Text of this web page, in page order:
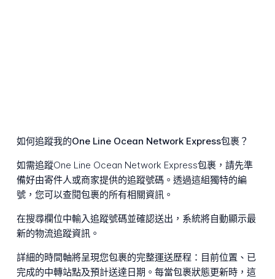
如何追蹤我的One Line Ocean Network Express包裹？
如需追蹤One Line Ocean Network Express包裹，請先準
備好由寄件人或商家提供的追蹤號碼。透過這組獨特的編
號，您可以查閱包裹的所有相關資訊。
在搜尋欄位中輸入追蹤號碼並確認送出，系統將自動顯示最
新的物流追蹤資訊。
詳細的時間軸將呈現您包裹的完整運送歷程：目前位置、已
完成的中轉站點及預計送達日期。每當包裹狀態更新時，這